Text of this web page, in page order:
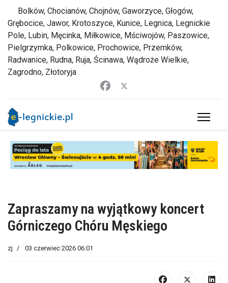
Bolków, Chocianów, Chojnów, Gaworzyce, Głogów,
Grębocice, Jawor, Krotoszyce, Kunice, Legnica, Legnickie
Pole, Lubin, Męcinka, Miłkowice, Mściwojów, Paszowice,
Pielgrzymka, Polkowice, Prochowice, Przemków,
Radwanice, Rudna, Ruja, Ścinawa, Wądroże Wielkie,
Zagrodno, Złotoryja
Zapraszamy na wyjątkowy koncert
Górniczego Chóru Męskiego
zj 03 czerwiec 2026 06:01